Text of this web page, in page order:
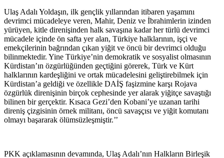
Ulaş Adalı Yoldaşın, ilk gençlik yıllarından itibaren yaşamını
devrimci mücadeleye veren, Mahir, Deniz ve İbrahimlerin izinden
yürüyen, kitle direnişinden halk savaşına kadar her türlü devrimci
mücadele içinde ön safta yer alan, Türkiye halklarının, işçi ve
emekçilerinin bağrından çıkan yiğit ve öncü bir devrimci olduğu
bilinmektedir. Yine Türkiye’nin demokratik ve sosyalist olmasının
Kürdistan’ın özgürlüğünden geçtiğini görerek, Türk ve Kürt
halklarının kardeşliğini ve ortak mücadelesini geliştirebilmek için
Kürdistan’a geldiği ve özellikle DAİŞ faşizmine karşı Rojava
özgürlük direnişinin birçok cephesinde yer alarak yiğitçe savaştığı
bilinen bir gerçektir. Kısaca Gezi’den Kobani’ye uzanan tarihi
direniş çizgisinin örnek militanı, öncü savaşçısı ve yiğit komutanı
olmayı başararak ölümsüzleşmiştir.’’
PKK açıklamasının devamında, Ulaş Adalı’nın Halkların Birleşik